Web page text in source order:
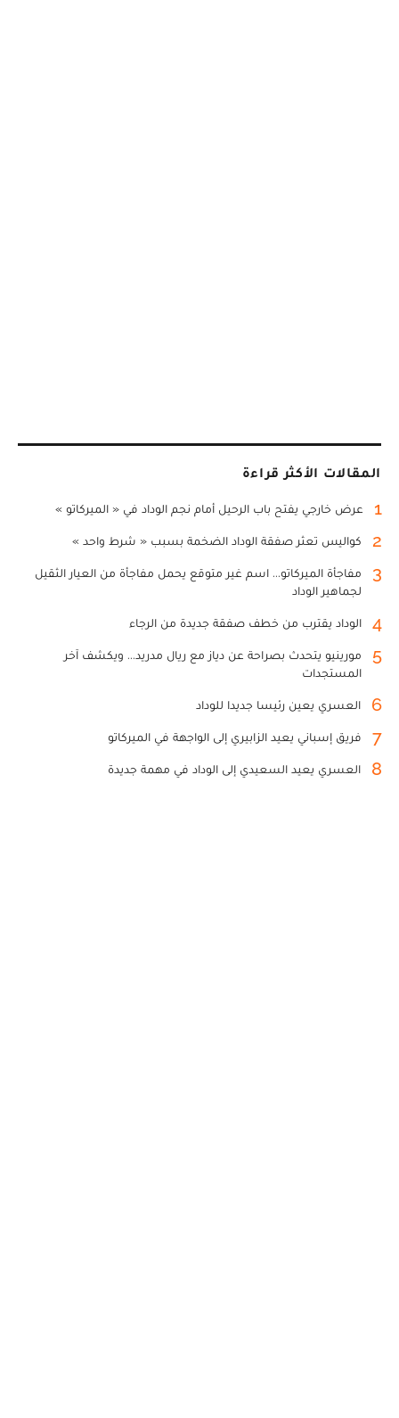
المقالات الأكثر قراءة
1 عرض خارجي يفتح باب الرحيل أمام نجم الوداد في « الميركاتو »
2 كواليس تعثر صفقة الوداد الضخمة بسبب « شرط واحد »
3
مفاجأة الميركاتو... اسم غير متوقع يحمل مفاجأة من العيار الثقيل
لجماهير الوداد
4 الوداد يقترب من خطف صفقة جديدة من الرجاء
5
مورينيو يتحدث بصراحة عن دياز مع ريال مدريد... ويكشف آخر
المستجدات
6 العسري يعين رئيسا جديدا للوداد
7 فريق إسباني يعيد الزابيري إلى الواجهة في الميركاتو
8 العسري يعيد السعيدي إلى الوداد في مهمة جديدة